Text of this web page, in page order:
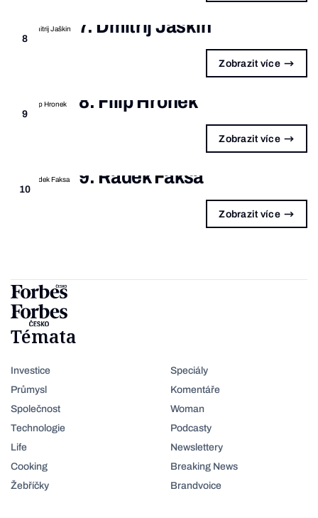
8
7. Dmitrij Jaškin
Zobrazit více
9
8. Filip Hronek
Zobrazit více
10
9. Radek Faksa
Zobrazit více
Témata
Investice
Průmysl
Společnost
Technologie
Life
Cooking
Žebříčky
Speciály
Komentáře
Woman
Podcasty
Newslettery
Breaking News
Brandvoice